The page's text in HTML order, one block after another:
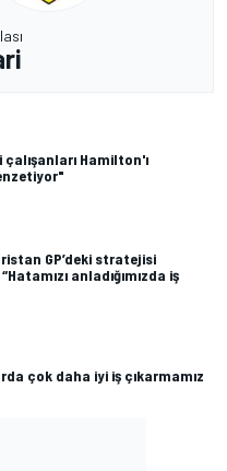
Hamilton'ı
GP’deki stratejisi
anladığımızda iş
çok daha iyi iş çıkarmamız